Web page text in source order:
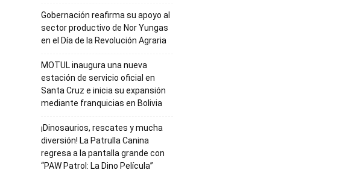
Gobernación reafirma su apoyo al
sector productivo de Nor Yungas
en el Día de la Revolución Agraria
MOTUL inaugura una nueva
estación de servicio oficial en
Santa Cruz e inicia su expansión
mediante franquicias en Bolivia
¡Dinosaurios, rescates y mucha
diversión! La Patrulla Canina
regresa a la pantalla grande con
“PAW Patrol: La Dino Película”